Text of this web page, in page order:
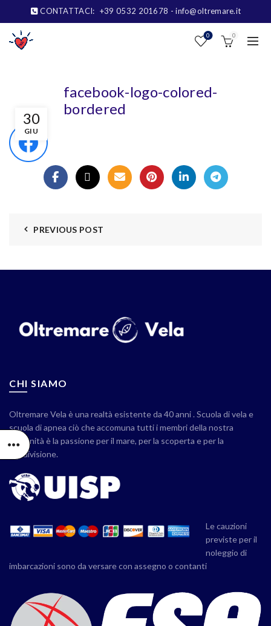
CONTATTACI: +39 0532 201678 - info@oltremare.it
0 0
30
GIU
facebook-logo-colored-
bordered
PREVIOUS POST
CHI SIAMO
Oltremare Vela è una realtà esistente da 40 anni . Scuola di vela e
scuola di apnea ciò che accomuna tutti i membri della nostra
comunità è la passione per il mare, per la scoperta e per la
condivisione.
Le cauzioni
previste per il
noleggio di
imbarcazioni sono da versare con assegno o contanti